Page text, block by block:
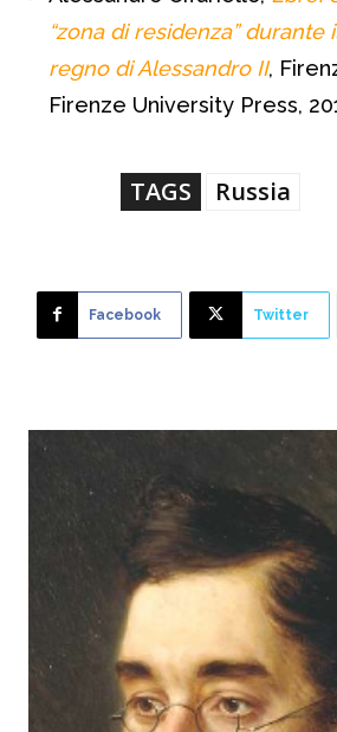
“zona di residenza” durante
regno di Alessandro II,
Firenze University Press,
TAGS Russia
Facebook Twitter